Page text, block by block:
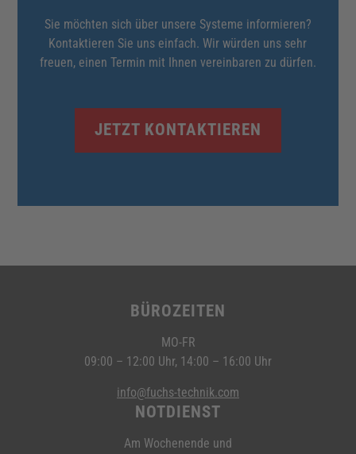
Sie möchten sich über unsere Systeme informieren?
Kontaktieren Sie uns einfach. Wir würden uns sehr
freuen, einen Termin mit Ihnen vereinbaren zu dürfen.
JETZT KONTAKTIEREN
BÜROZEITEN
MO-FR
09:00 – 12:00 Uhr, 14:00 – 16:00 Uhr
info@fuchs-technik.com
NOTDIENST
Am Wochenende und